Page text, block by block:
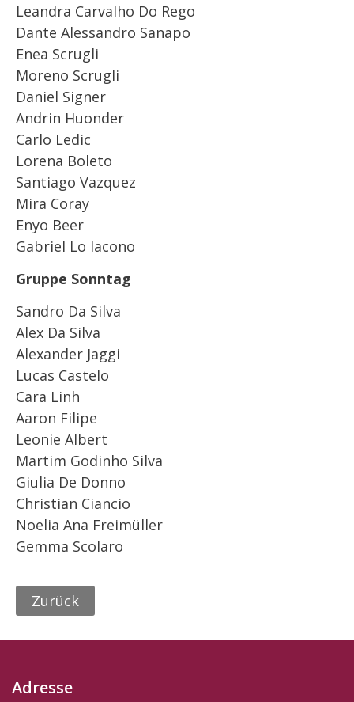
Leandra Carvalho Do Rego
Dante Alessandro Sanapo
Enea Scrugli
Moreno Scrugli
Daniel Signer
Andrin Huonder
Carlo Ledic
Lorena Boleto
Santiago Vazquez
Mira Coray
Enyo Beer
Gabriel Lo Iacono
Gruppe Sonntag
Sandro Da Silva
Alex Da Silva
Alexander Jaggi
Lucas Castelo
Cara Linh
Aaron Filipe
Leonie Albert
Martim Godinho Silva
Giulia De Donno
Christian Ciancio
Noelia Ana Freimüller
Gemma Scolaro
Zurück
Adresse